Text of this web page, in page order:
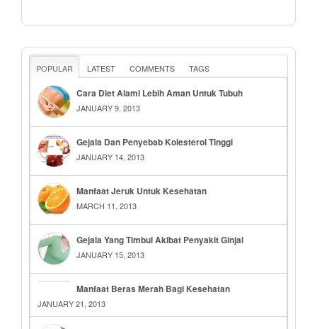
POPULAR LATEST COMMENTS TAGS
Cara Diet Alami Lebih Aman Untuk Tubuh
JANUARY 9, 2013
Gejala Dan Penyebab Kolesterol Tinggi
JANUARY 14, 2013
Manfaat Jeruk Untuk Kesehatan
MARCH 11, 2013
Gejala Yang Timbul Akibat Penyakit Ginjal
JANUARY 15, 2013
Manfaat Beras Merah Bagi Kesehatan
JANUARY 21, 2013